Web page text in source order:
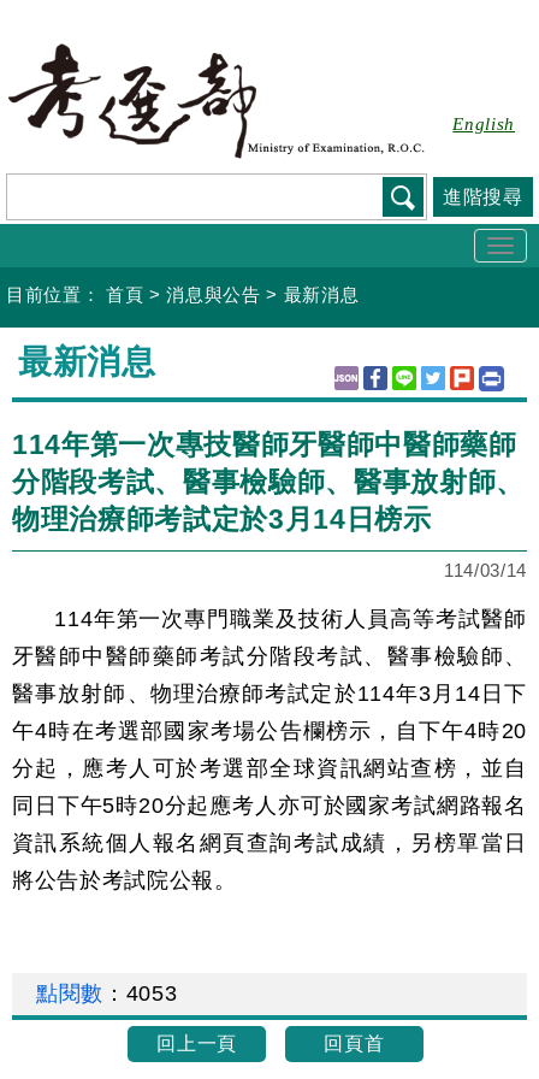
要
容
English
進階搜尋
目前位置： 首頁 >消息與公告 > 最新消息
:::
最新消息
114年第一次專技醫師牙醫師中醫師藥師
分階段考試、醫事檢驗師、醫事放射師、
物理治療師考試定於3月14日榜示
114/03/14
114年第一次專門職業及技術人員高等考試醫師
牙醫師中醫師藥師考試分階段考試、醫事檢驗師、
醫事放射師、物理治療師考試定於114年3月14日下
午4時在考選部國家考場公告欄榜示，自下午4時20
分起，應考人可於考選部全球資訊網站查榜，並自
同日下午5時20分起應考人亦可於國家考試網路報名
資訊系統個人報名網頁查詢考試成績，另榜單當日
將公告於考試院公報。
點閱數 ： 4053
回上一頁 回頁首